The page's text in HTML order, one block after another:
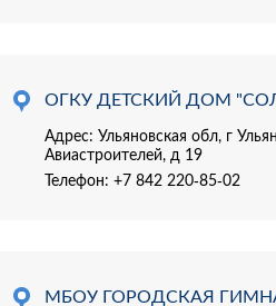
ОГКУ ДЕТСКИЙ ДОМ
Адрес: Ульяновская обл, г
Авиастроителей, д 19
Телефон: +7 842 220-85-02
МБОУ ГОРОДСКАЯ